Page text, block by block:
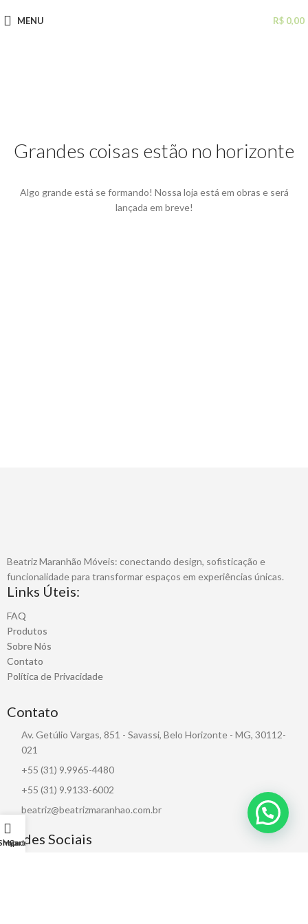
MENU R$ 0,00
Grandes coisas estão no horizonte
Algo grande está se formando! Nossa loja está em obras e será
lançada em breve!
Beatriz Maranhão Móveis: conectando design, sofisticação e
funcionalidade para transformar espaços em experiências únicas.
Links Úteis:
FAQ
Produtos
Sobre Nós
Contato
Política de Privacidade
Contato
Av. Getúlio Vargas, 851 - Savassi, Belo Horizonte - MG, 30112-
021
+55 (31) 9.9965-4480
+55 (31) 9.9133-6002
beatriz@beatrizmaranhao.com.br
Redes Sociais
Cart
My account